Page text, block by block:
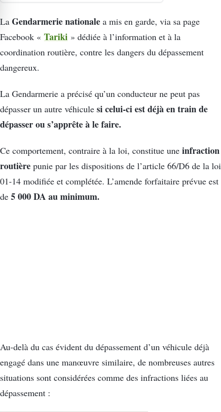
La Gendarmerie nationale a mis en garde, via sa page
Facebook « Tariki » dédiée à l’information et à la
coordination routière, contre les dangers du dépassement
dangereux.
La Gendarmerie a précisé qu’un conducteur ne peut pas
dépasser un autre véhicule si celui-ci est déjà en train de
dépasser ou s’apprête à le faire.
Ce comportement, contraire à la loi, constitue une infraction
routière punie par les dispositions de l’article 66/D6 de la loi
01-14 modifiée et complétée. L’amende forfaitaire prévue est
de 5 000 DA au minimum.
Au-delà du cas évident du dépassement d’un véhicule déjà
engagé dans une manœuvre similaire, de nombreuses autres
situations sont considérées comme des infractions liées au
dépassement :